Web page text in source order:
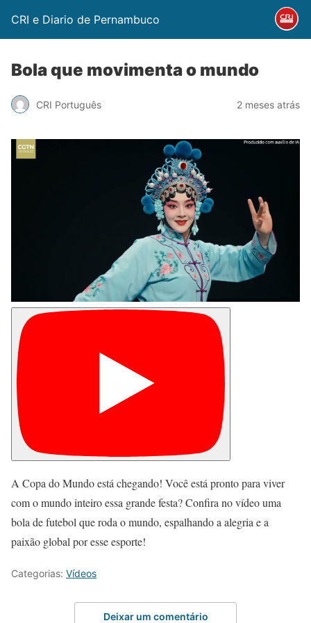
CRI e Diario de Pernambuco
Bola que movimenta o mundo
CRI Português 2 meses atrás
A Copa do Mundo está chegando! Você está pronto para viver
com o mundo inteiro essa grande festa? Confira no vídeo uma
bola de futebol que roda o mundo, espalhando a alegria e a
paixão global por esse esporte!
Categorias: Vídeos
Deixar um comentário